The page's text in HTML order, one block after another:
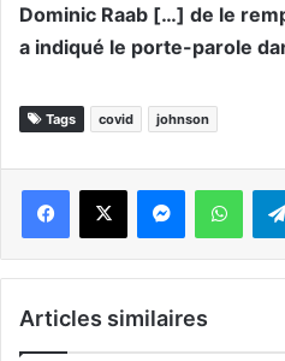
Dominic Raab […] de le
a indiqué le porte-parole
Tags covid johnson
WhatsApp
Articles similaires